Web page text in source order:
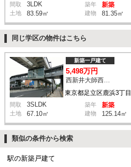
間取 3LDK 築年 新築
土地 83.59㎡ 建物 81.35㎡
同じ学区の物件はこちら
東京都足立区鹿浜3丁目
新築一戸建て
5,498万円
西新井大師西駅 鹿浜三丁目交差点 バス14分 停歩4分
間取 3SLDK 築年 新築
土地 67.10㎡ 建物 125.14㎡
類似の条件から検索
駅の新築戸建て